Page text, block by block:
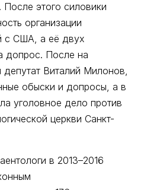
этого силовики
организации
с США, а её двух
допрос. После на
Виталий Милонов,
обыски и допросы, а в
уголовное дело против
церкви Санкт-
в 2013–2016